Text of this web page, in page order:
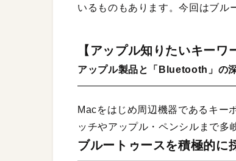
いるものもあります。今回はブル
【アップル知りたいキーワ
アップル製品と「Bluetooth」の
Macをはじめ周辺機器であるキー
ッチやアップル・ペンシルまで多
ブルートゥースを積極的に